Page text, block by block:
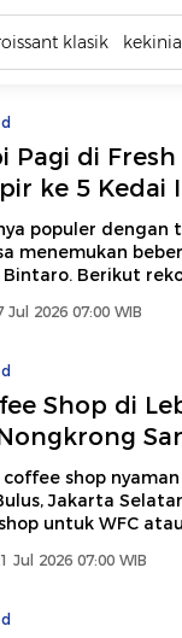
Pagi di
ke 5 Kedai
populer dengan
menemukan
Berikut
Jul 2026 07:00 WIB
Shop di
coffee shop
Jakarta
untuk WFC
Jul 2026 07:00 WIB